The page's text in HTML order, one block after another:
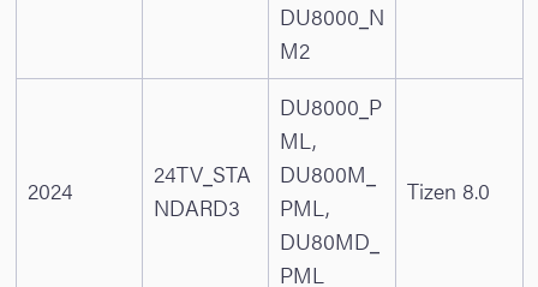
DU8000_N
M2
2024
24TV_STA
NDARD3
DU8000_P
ML,
DU800M_
PML,
DU80MD_
PML
Tizen 8.0